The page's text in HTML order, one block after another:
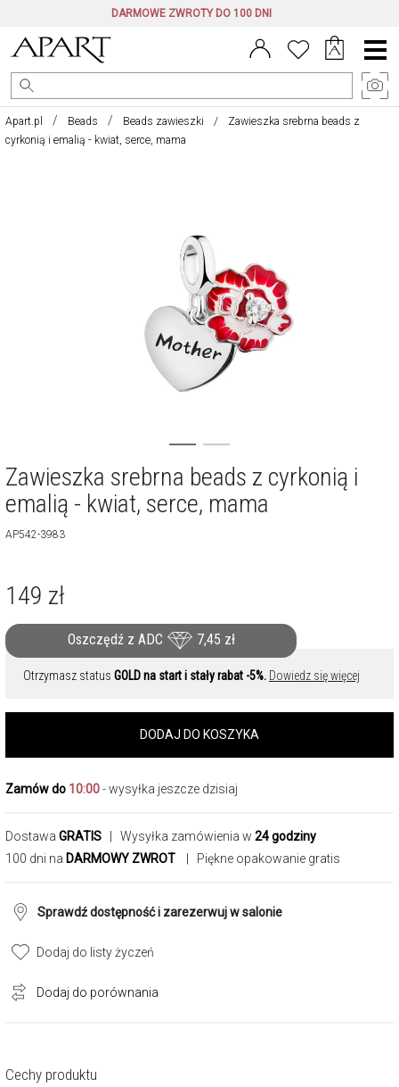
DARMOWE ZWROTY DO 100 DNI
Menu
główne
Apart.pl Beads Beads zawieszki
Zawieszka srebrna beads z
cyrkonią i emalią - kwiat, serce, mama
Zawieszka srebrna beads z cyrkonią i
emalią - kwiat, serce, mama
AP542-3983
149 zł
Oszczędź z ADC 7,45 zł
Otrzymasz status GOLD na start i stały rabat -5%. Dowiedz się więcej
DODAJ DO KOSZYKA
Zamów do 10:00- wysyłka jeszcze dzisiaj
Dostawa GRATIS | Wysyłka zamówienia w 24 godziny
100 dni na DARMOWY ZWROT | Piękne opakowanie gratis
Sprawdź dostępność i zarezerwuj w salonie
Dodaj do listy życzeń
Dodaj do porównania
Cechy produktu